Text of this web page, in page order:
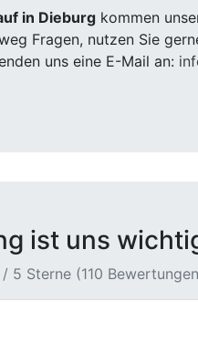
in Dieburg kommen
Fragen, nutzen Sie
uns eine E-Mail an:
ist uns
5 Sterne (110